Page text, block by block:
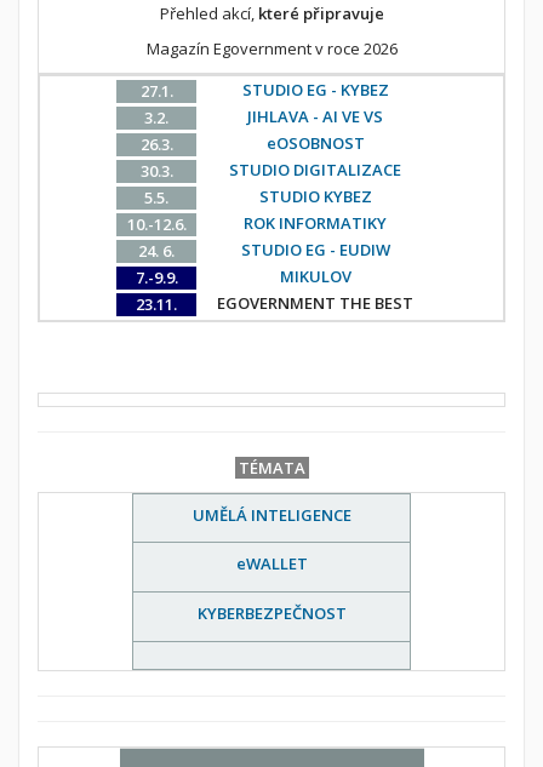
Přehled akcí, které připravuje
Magazín Egovernment v roce 2026
27.1.
STUDIO EG - KYBEZ
3.2.
JIHLAVA - AI VE VS
26.3.
eOSOBNOST
30.3.
STUDIO DIGITALIZACE
5.5.
STUDIO KYBEZ
10.-12.6.
ROK INFORMATIKY
24. 6.
STUDIO EG - EUDIW
7.-9.9.
MIKULOV
23.11.
EGOVERNMENT THE BEST
TÉMATA
UMĚLÁ INTELIGENCE
eWALLET
KYBERBEZPEČNOST